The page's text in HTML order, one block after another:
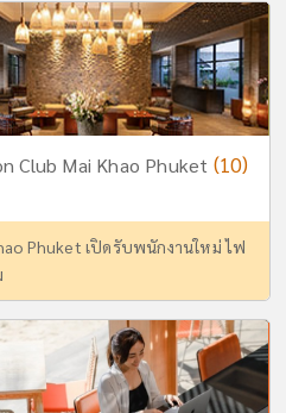
Club Mai Khao Phuket (10)
Phuket เปิดรับพนักงานใหม่ ไฟ